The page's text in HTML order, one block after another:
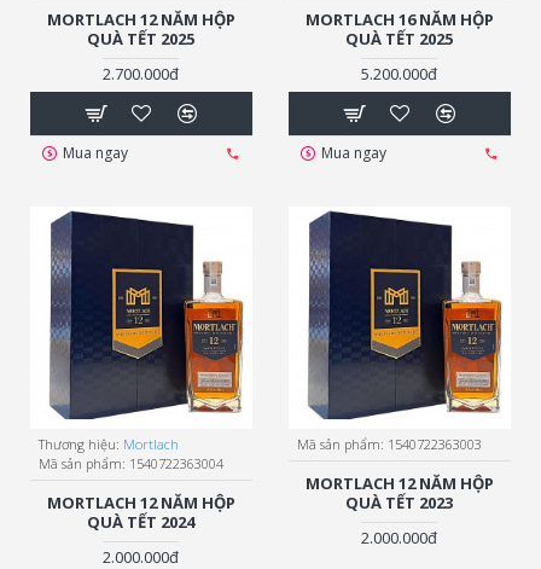
MORTLACH 12 NĂM HỘP
QUÀ TẾT 2025
2.700.000đ
Mua ngay
MORTLACH 16 NĂM HỘP
QUÀ TẾT 2025
5.200.000đ
Mua ngay
Thương hiệu: Mortlach
Mã sản phẩm: 1540722363004
MORTLACH 12 NĂM HỘP
QUÀ TẾT 2024
2.000.000đ
Mã sản phẩm: 1540722363003
MORTLACH 12 NĂM HỘP
QUÀ TẾT 2023
2.000.000đ